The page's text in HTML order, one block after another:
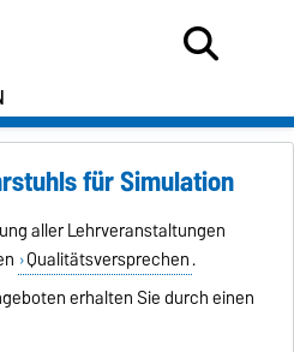
für Simulation
aller Lehrveranstaltungen
Qualitätsversprechen.
erhalten Sie durch einen